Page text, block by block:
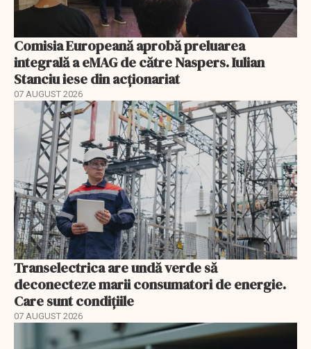
Comisia Europeană aprobă preluarea
integrală a eMAG de către Naspers. Iulian
Stanciu iese din acționariat
07 AUGUST 2026
Transelectrica are undă verde să
deconecteze marii consumatori de energie.
Care sunt condițiile
07 AUGUST 2026